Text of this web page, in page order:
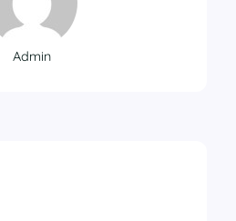
Admin